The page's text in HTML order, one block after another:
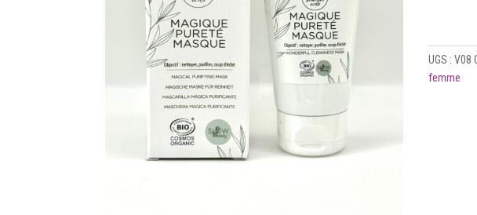
UGS : V08
femme